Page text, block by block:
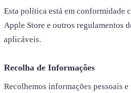
Esta política está em conformidade
Apple Store e outros regulamentos
aplicáveis.
Recolha de Informações
Recolhemos informações pessoais e